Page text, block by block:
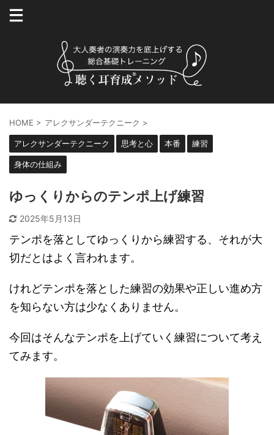
HOME > アレクサンダーテクニーク >
アレクサンダーテクニーク 思考と心 本番 練習
身体の仕組み
ゆっくりからのテンポ上げ練習
2025年5月13日
テンポを落としてゆっくりから練習する、それが大
切だとはよく言われます。
けれどテンポを落とした練習の効果や正しい進め方
を知らない方は少なくありません。
今回はそんなテンポを上げていく練習について考え
てみます。